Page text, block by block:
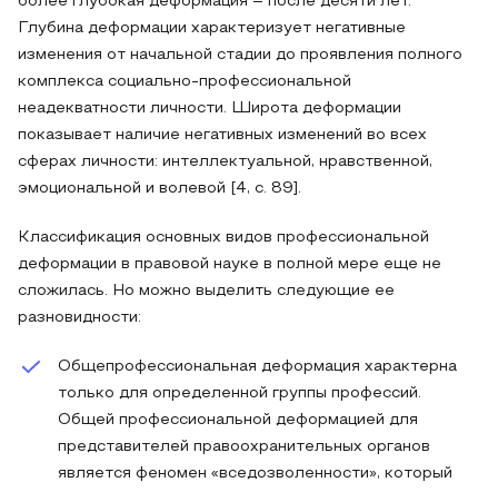
Глубина деформации характеризует негативные
изменения от начальной стадии до проявления полного
комплекса социально-профессиональной
неадекватности личности. Широта деформации
показывает наличие негативных изменений во всех
сферах личности: интеллектуальной, нравственной,
эмоциональной и волевой [4, с. 89].
Классификация основных видов профессиональной
деформации в правовой науке в полной мере еще не
сложилась. Но можно выделить следующие ее
разновидности:
Общепрофессиональная деформация характерна
только для определенной группы профессий.
Общей профессиональной деформацией для
представителей правоохранительных органов
является феномен «вседозволенности», который